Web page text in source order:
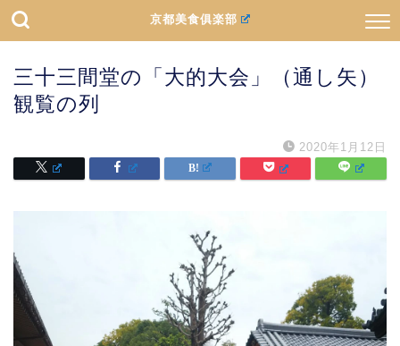
京都美食俱楽部
三十三間堂の「大的大会」（通し矢）
観覧の列
2020年1月12日